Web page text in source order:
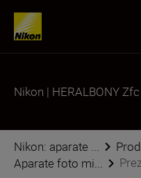
Nikon | HERALBONY Zfc
Nikon: aparate ...
Aparate foto mi...